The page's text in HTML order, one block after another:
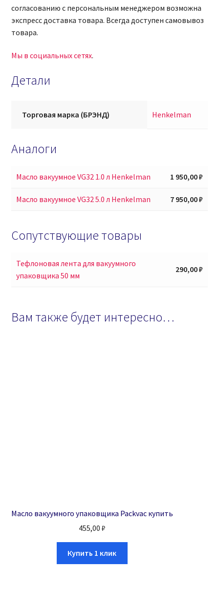
согласованию с персональным менеджером возможна
экспресс доставка товара. Всегда доступен самовывоз
товара.
Мы в социальных сетях.
Детали
Торговая марка (БРЭНД) Henkelman
Аналоги
Масло вакуумное VG32 1.0 л Henkelman 1 950,00₽
Масло вакуумное VG32 5.0 л Henkelman 7 950,00₽
Сопутствующие товары
Тефлоновая лента для вакуумного
упаковщика 50 мм
290,00₽
Вам также будет интересно…
Масло вакуумного упаковщика Packvac купить
455,00 ₽
Купить 1 клик